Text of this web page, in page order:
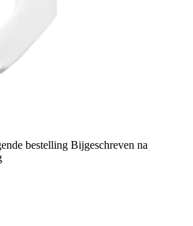
bestelling Bijgeschreven na